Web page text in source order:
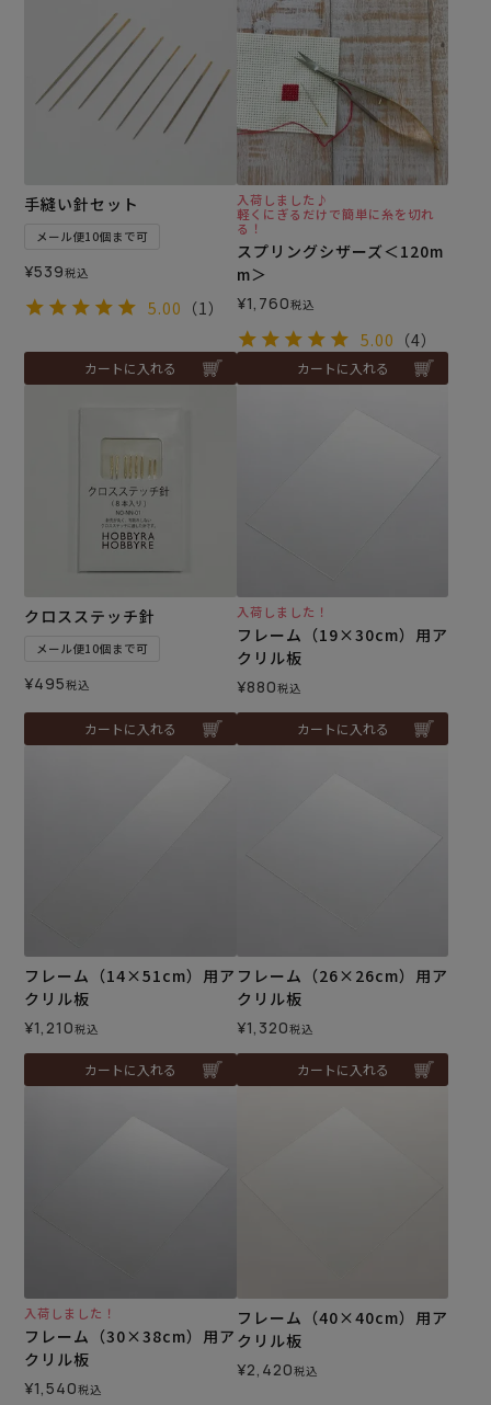
手縫い針セット
メール便10個まで可
¥539税込
5.00 （1）
カートに入れる
入荷しました♪
軽くにぎるだけで簡単に糸を切れ
る！
スプリングシザーズ＜120m
m＞
¥1,760税込
5.00 （4）
カートに入れる
クロスステッチ針
メール便10個まで可
¥495税込
カートに入れる
入荷しました！
フレーム（19×30cm）用ア
クリル板
¥880税込
カートに入れる
フレーム（14×51cm）用ア
クリル板
¥1,210税込
カートに入れる
フレーム（26×26cm）用ア
クリル板
¥1,320税込
カートに入れる
入荷しました！
フレーム（30×38cm）用ア
クリル板
¥1,540税込
フレーム（40×40cm）用ア
クリル板
¥2,420税込